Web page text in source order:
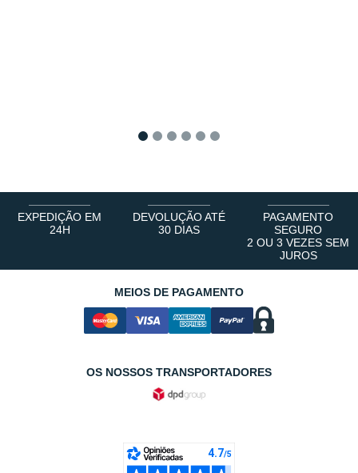
EXPEDIÇÃO EM
24H
DEVOLUÇÃO ATÉ
30 DIAS
PAGAMENTO
SEGURO
2 OU 3 VEZES SEM
JUROS
MEIOS DE PAGAMENTO
OS NOSSOS TRANSPORTADORES